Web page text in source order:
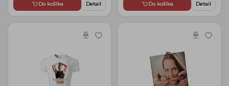
Do košíka Detail Do košíka Detail